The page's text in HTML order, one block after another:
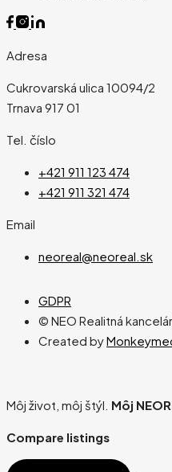
Adresa
Cukrovarská ulica 10094/2
Trnava 917 01
Tel. číslo
+421 911 123 474
+421 911 321 474
Email
neoreal@neoreal.sk
GDPR
© NEO Realitná
Created by
Môj život, môj štýl. Môj
Compare listings